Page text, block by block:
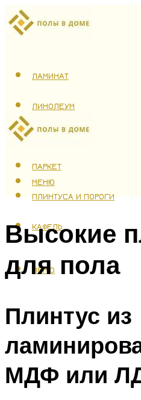
ЛАМИНАТ
ЛИНОЛЕУМ
ТЕПЛЫЙ ПОЛ
ПАРКЕТ
ПЛИНТУСА И ПОРОГИ
КАФЕЛЬ
МЕНЮ
МЕНЮ
Высокие
для пола
Плинтус из
МДФ или